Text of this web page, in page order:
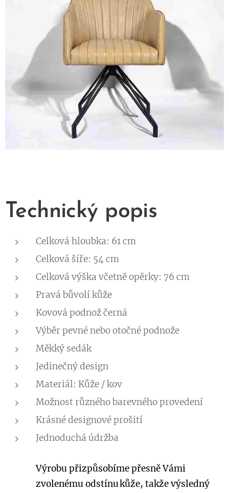
Technický popis
Celková hloubka: 61 cm
Celková šíře: 54 cm
Celková výška včetně opěrky: 76 cm
Pravá bůvolí kůže
Kovová podnož černá
Výběr pevné nebo otočné podnože
Měkký sedák
Jedinečný design
Materiál: Kůže / kov
Možnost různého barevného provedení
Krásné designové prošití
Jednoduchá údržba
Výrobu přizpůsobíme přesně Vámi
zvolenému odstínu kůže, takže výsledný